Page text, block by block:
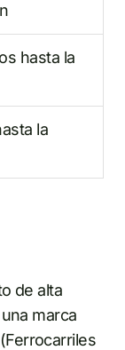
hasta la
la
de alta
marca